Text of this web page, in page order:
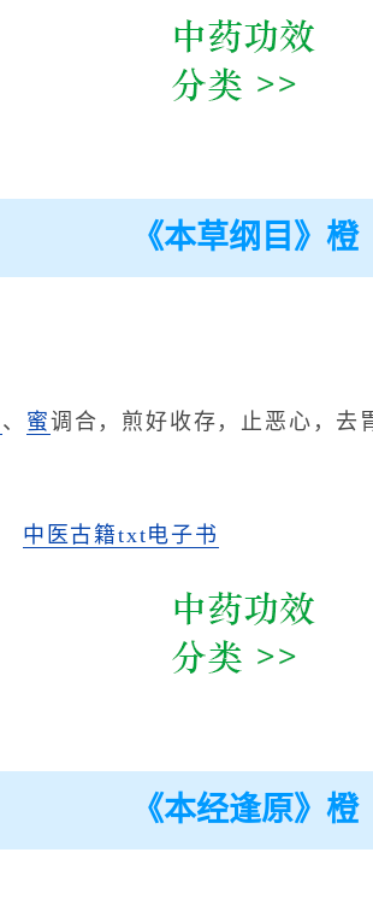
《本草纲目》橙
、 蜜调合，煎好收存，止恶心，去
中医古籍txt电子书
《本经逢原》橙